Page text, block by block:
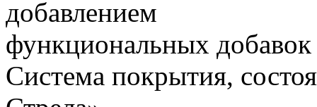
добавлением
функциональных добавок
Система покрытия,